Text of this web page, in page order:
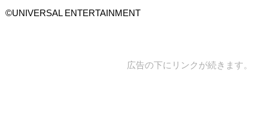
©UNIVERSAL ENTERTAINMENT
広告の下にリンクが続きます。